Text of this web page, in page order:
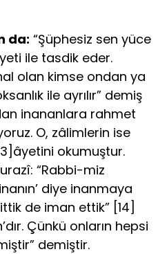
da: “Şüphesiz sen yüce
ile tasdik eder.
olan kimse ondan ya
ile ayrılır” demiş
inananlara rahmet
O, zâlimlerin ise
okumuştur.
“Rabbi-miz
diye inanmaya
de iman ettik” [14]
Çün­kü onların hepsi
demiştir.